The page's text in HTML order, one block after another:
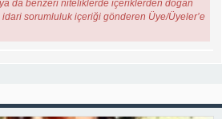
da benzeri niteliklerde içeriklerden doğan
sorumluluk içeriği gönderen Üye/Üyeler’e